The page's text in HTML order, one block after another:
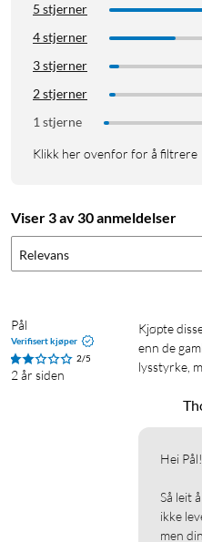
5 stjerner
4 stjerner
3 stjerner
2 stjerner
1 stjerne
Klikk her ovenfor for å filtrere
Viser 3 av 30 anmeldelser
Relevans
Pål
Verifisert kjøper
2/5
2 år siden
Kjøpte disse for at det skulle være bedre lys
enn de
lysstyrke,
Hei Pål!
Så leit
ikke
men